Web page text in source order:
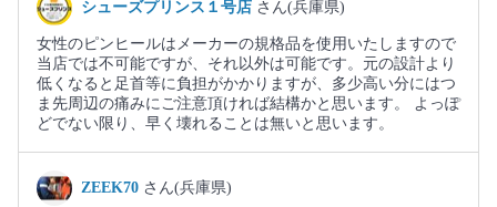
シューズプリンス１号店 さん(兵庫県)
女性のピンヒールはメーカーの規格品を使用いたしますので
当店では不可能ですが、それ以外は可能です。元の設計より
低くなると足首等に負担がかかりますが、多少高い分にはつ
ま先周辺の痛みにご注意頂ければ結構かと思います。 よっぽ
どでない限り、早く壊れることは無いと思います。
ZEEK70 さん(兵庫県)